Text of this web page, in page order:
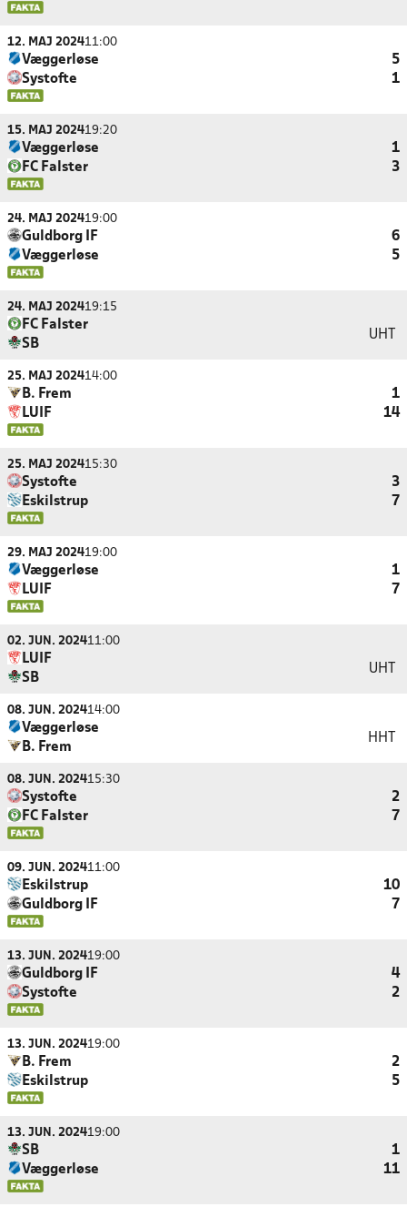
12. MAJ 202411:00
Væggerløse
5
Systofte
1
15. MAJ 202419:20
Væggerløse
1
FC Falster
3
24. MAJ 202419:00
Guldborg IF
6
Væggerløse
5
24. MAJ 202419:15
FC Falster
SB
UHT
25. MAJ 202414:00
B. Frem
1
LUIF
14
25. MAJ 202415:30
Systofte
3
Eskilstrup
7
29. MAJ 202419:00
Væggerløse
1
LUIF
7
02. JUN. 202411:00
LUIF
SB
UHT
08. JUN. 202414:00
Væggerløse
B. Frem
HHT
08. JUN. 202415:30
Systofte
2
FC Falster
7
09. JUN. 202411:00
Eskilstrup
10
Guldborg IF
7
13. JUN. 202419:00
Guldborg IF
4
Systofte
2
13. JUN. 202419:00
B. Frem
2
Eskilstrup
5
13. JUN. 202419:00
SB
1
Væggerløse
11